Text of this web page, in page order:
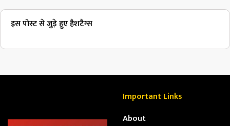
इस पोस्ट से जुड़े हुए हैशटैग्स
Important Links
About